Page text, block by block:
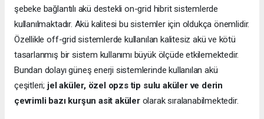
şebeke bağlantılı akü destekli on-grid hibrit sistemlerde
kullanılmaktadır. Akü kalitesi bu sistemler için oldukça önemlidir.
Özellikle off-grid sistemlerde kullanılan kalitesiz akü ve kötü
tasarlanmış bir sistem kullanımı büyük ölçüde etkilemektedir.
Bundan dolayı güneş enerji sistemlerinde kullanılan akü
çeşitleri; jel aküler, özel opzs tip sulu aküler ve derin
çevrimli bazı kurşun asit akülerolarak sıralanabilmektedir.